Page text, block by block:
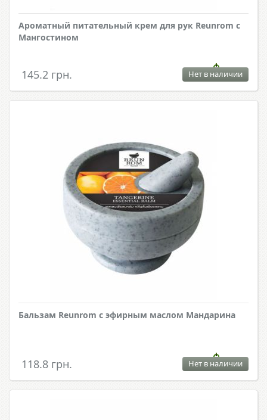
Ароматный питательный крем для рук Reunrom с
Мангостином
145.2 грн. Нет в наличии
Бальзам Reunrom с эфирным маслом Мандарина
118.8 грн. Нет в наличии